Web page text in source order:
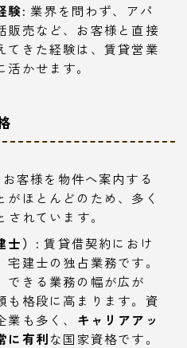
験: 業界を問わず、アパ
販売など、お客様と直接
てきた経験は、賃貸営業
かせます。
お客様を物件へ案内する
がほとんどのため、多く
されています。
士）: 賃貸借契約におけ
建士の独占業務です。
できる業務の幅が広が
も格段に高まります。資
も多く、 キャリアアッ
に有利な国家資格です。